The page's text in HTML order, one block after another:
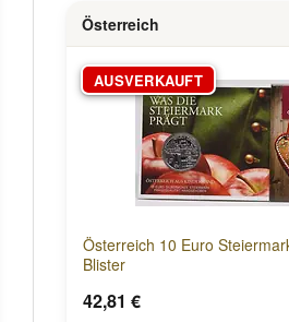
Österreich
AUSVERKAUFT
Österreich 10 Euro
Blister
42,81 €